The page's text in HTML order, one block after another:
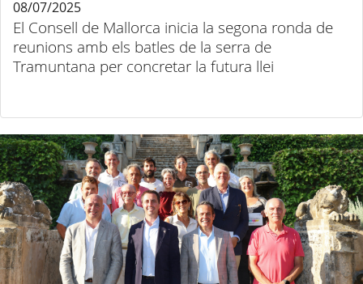
El Consell de Mallorca inicia la segona ronda de
reunions amb els batles de la serra de
Tramuntana per concretar la futura llei
08/07/2025